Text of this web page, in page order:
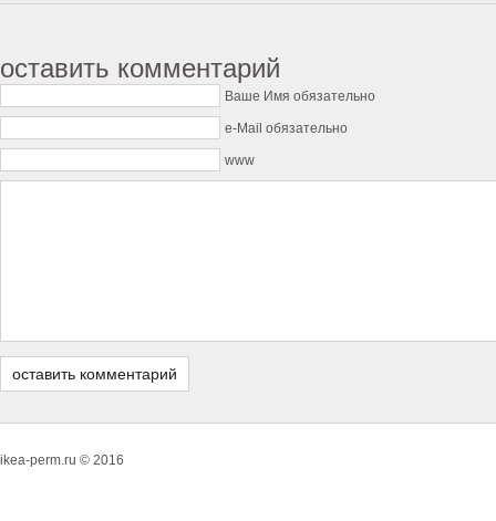
оставить комментарий
Ваше Имя обязательно
e-Mail обязательно
www
ikea-perm.ru © 2016